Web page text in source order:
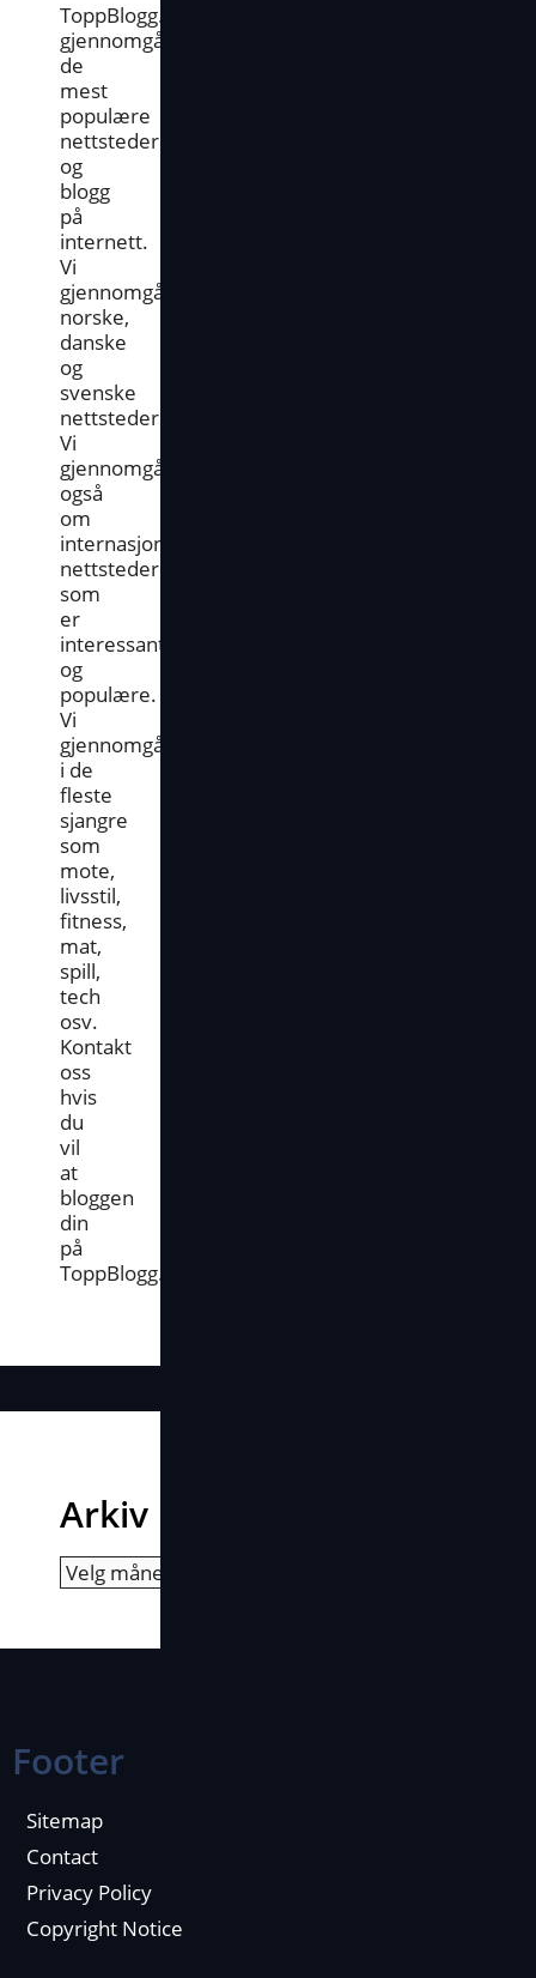
ToppBlogg.no
gjennomgår
de
mest
populære
nettsteder
og
blogg
på
internett.
Vi
gjennomgår
norske,
danske
og
svenske
nettsteder.
Vi
gjennomgår
også
om
internasjonale
nettsteder
som
er
interessante
og
populære.
Vi
gjennomgår
i de
fleste
sjangre
som
mote,
livsstil,
fitness,
mat,
spill,
tech
osv.
Kontakt
oss
hvis
du
vil
at
bloggen
din
på
ToppBlogg.no.
Arkiv
Arkiv
Footer
Sitemap
Contact
Privacy Policy
Copyright Notice